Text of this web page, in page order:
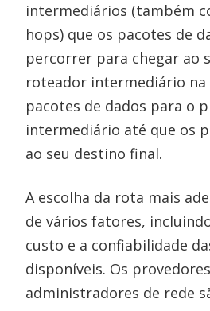
intermediários (também
hops) que os pacotes de
percorrer para chegar ao
roteador intermediário
pacotes de dados para o
intermediário até que os
ao seu destino final.
A escolha da rota mais
de vários fatores,
custo e a confiabilidade
disponíveis. Os
administradores de rede